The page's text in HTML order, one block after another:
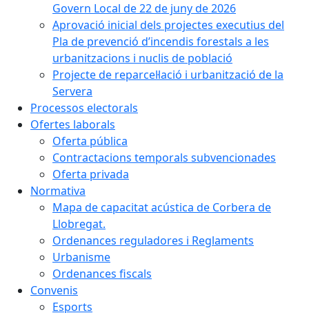
Govern Local de 22 de juny de 2026
Aprovació inicial dels projectes executius del
Pla de prevenció d’incendis forestals a les
urbanitzacions i nuclis de població
Projecte de reparcel·lació i urbanització de la
Servera
Processos electorals
Ofertes laborals
Oferta pública
Contractacions temporals subvencionades
Oferta privada
Normativa
Mapa de capacitat acústica de Corbera de
Llobregat.
Ordenances reguladores i Reglaments
Urbanisme
Ordenances fiscals
Convenis
Esports